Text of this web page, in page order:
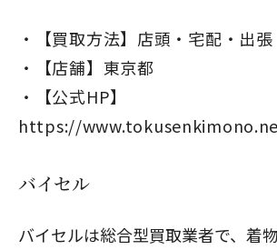
【買取方法】店頭・宅配・出張
【店舗】東京都
【公式HP】
https://
バイセル
バイセルは総合型買取業者で、着